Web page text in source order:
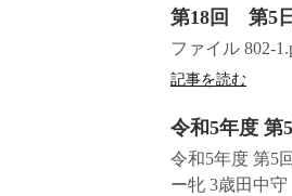
第18回 第5日
ファイル 802-
記事を読む
令和5年度 第
令和5年度 第5
ー牝 3歳田中守